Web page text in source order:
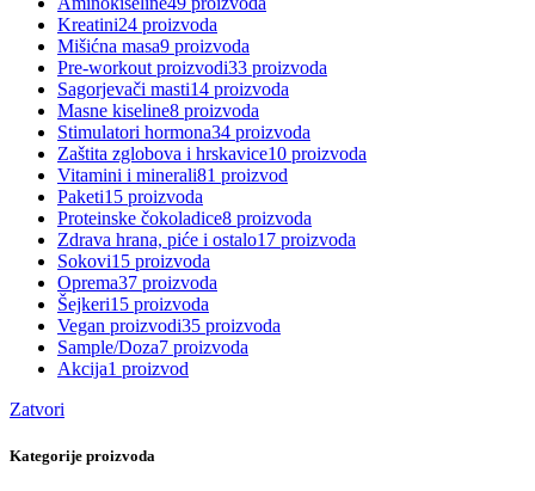
Kreatini24 proizvoda
Mišićna masa9 proizvoda
Pre-workout proizvodi33 proizvoda
Sagorjevači masti14 proizvoda
Masne kiseline8 proizvoda
Stimulatori hormona34 proizvoda
Zaštita zglobova i hrskavice10 proizvoda
Vitamini i minerali81 proizvod
Paketi15 proizvoda
Proteinske čokoladice8 proizvoda
Zdrava hrana, piće i ostalo17 proizvoda
Sokovi15 proizvoda
Oprema37 proizvoda
Šejkeri15 proizvoda
Vegan proizvodi35 proizvoda
Sample/Doza7 proizvoda
Akcija1 proizvod
Zatvori
Kategorije proizvoda